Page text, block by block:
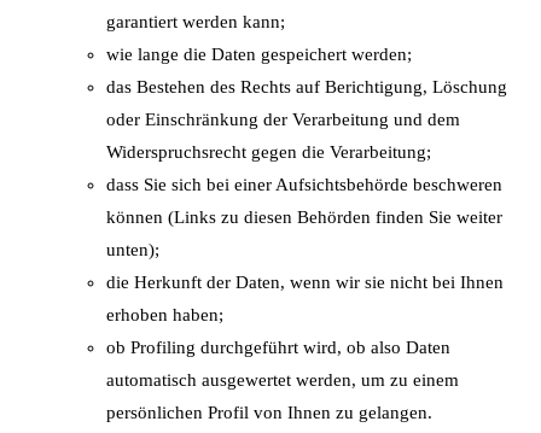
garantiert werden kann;
wie lange die Daten gespeichert werden;
das Bestehen des Rechts auf Berichtigung, Löschung
oder Einschränkung der Verarbeitung und dem
Widerspruchsrecht gegen die Verarbeitung;
dass Sie sich bei einer Aufsichtsbehörde beschweren
können (Links zu diesen Behörden finden Sie weiter
unten);
die Herkunft der Daten, wenn wir sie nicht bei Ihnen
erhoben haben;
ob Profiling durchgeführt wird, ob also Daten
automatisch ausgewertet werden, um zu einem
persönlichen Profil von Ihnen zu gelangen.